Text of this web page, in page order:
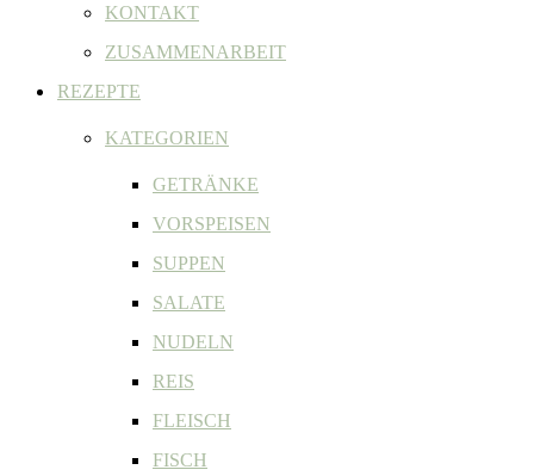
KONTAKT
ZUSAMMENARBEIT
REZEPTE
KATEGORIEN
GETRÄNKE
VORSPEISEN
SUPPEN
SALATE
NUDELN
REIS
FLEISCH
FISCH